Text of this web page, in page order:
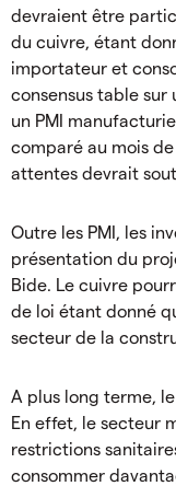
devraient être
du cuivre, étant
importateur et
consensus table sur
un PMI
comparé au mois
attentes devrait
Outre les PMI, les
présentation du
Bide. Le cuivre
de loi étant donné
secteur de la
A plus long terme,
En effet, le secteur
restrictions
consommer